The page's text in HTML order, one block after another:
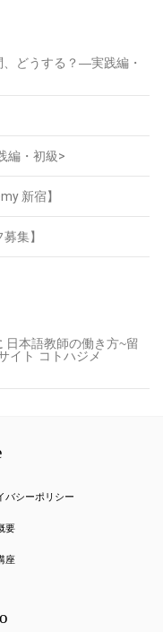
どうする？―実践編・
編・初級>
新宿】
集】
日本語教師の働き方~留
イト コトハジメ
バシーポリシー
要
座